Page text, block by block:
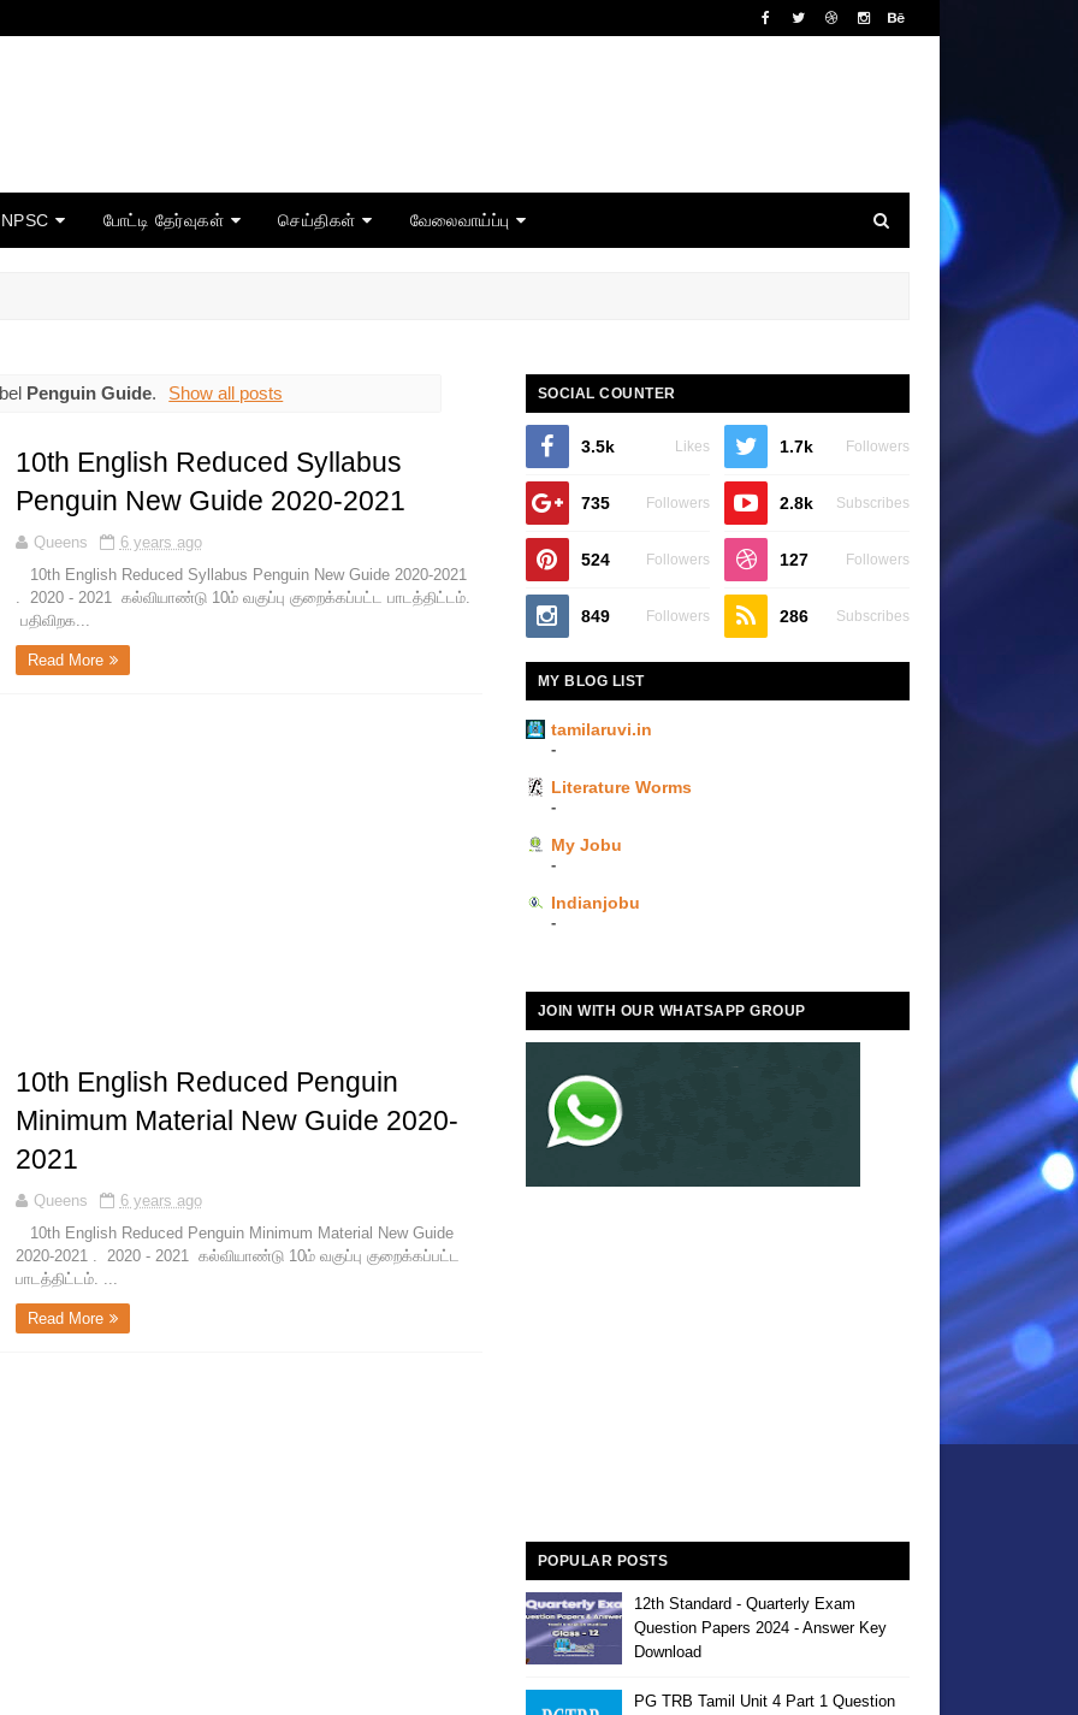
போட்டி தேர்வுகள் செய்திகள் வேலைவாய்ப்பு
Penguin Guide. Show all posts
10th English Reduced Syllabus
Penguin New Guide 2020-2021
Queens
6 years ago
10th English Reduced Syllabus Penguin New Guide 2020-2021
. 2020 - 2021 கல்வியாண்டு 10ம் வகுப்பு குறைக்கப்பட்ட பாடத்திட்டம்.
பதிவிறக...
Read More
10th English Reduced Penguin
Minimum Material New Guide 2020-
2021
Queens
6 years ago
10th English Reduced Penguin Minimum Material New Guide
2020-2021 . 2020 - 2021 கல்வியாண்டு 10ம் வகுப்பு குறைக்கப்பட்ட
பாடத்திட்டம். ...
Read More
SOCIAL COUNTER
3.5k Likes 1.7k Followers
735 Followers 2.8k Subscribes
524 Followers 127 Followers
849 Followers 286 Subscribes
MY BLOG LIST
tamilaruvi.in
-
Literature Worms
-
My Jobu
-
Indianjobu
-
JOIN WITH OUR WHATSAPP GROUP
POPULAR POSTS
12th Standard - Quarterly Exam
Question Papers 2024 - Answer Key
Download
PG TRB Tamil Unit 4 Part 1 Question